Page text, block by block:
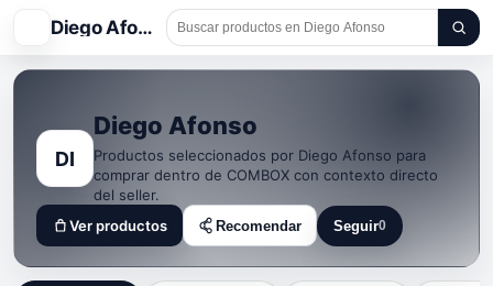
Diego Afonso
DI
Diego Afonso
Productos seleccionados por Diego Afonso para
comprar dentro de COMBOX con contexto directo
del seller.
Ver productos
Recomendar Seguir0
Seguir a Diego Afonso